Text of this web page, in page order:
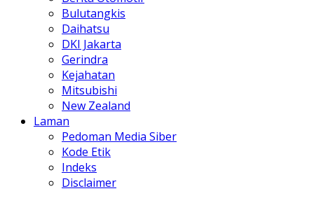
Bulutangkis
Daihatsu
DKI Jakarta
Gerindra
Kejahatan
Mitsubishi
New Zealand
Laman
Pedoman Media Siber
Kode Etik
Indeks
Disclaimer